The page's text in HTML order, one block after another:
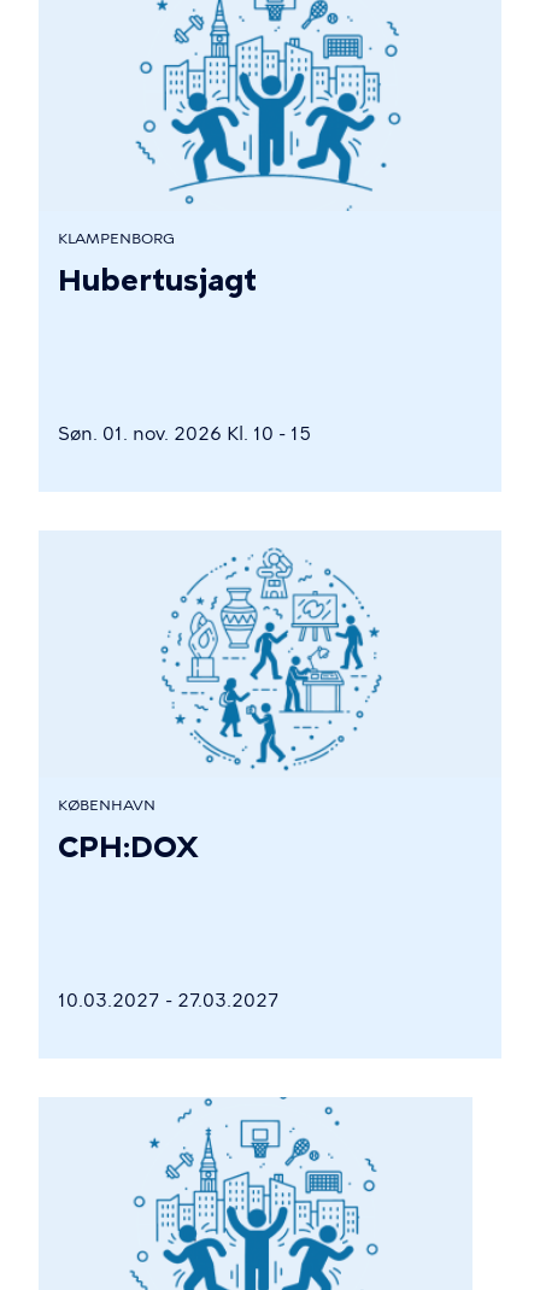
KLAMPENBORG
Hubertusjagt
Søn. 01. nov. 2026 Kl. 10 - 15
KØBENHAVN
CPH:DOX
10.03.2027 - 27.03.2027